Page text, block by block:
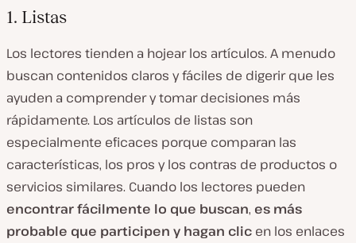
1. Listas
Los lectores tienden a hojear los artículos. A menudo
buscan contenidos claros y fáciles de digerir que les
ayuden a comprender y tomar decisiones más
rápidamente. Los artículos de listas son
especialmente eficaces porque comparan las
características, los pros y los contras de productos o
servicios similares. Cuando los lectores pueden
encontrar fácilmente lo que buscan, es más
probable que participen y hagan clic en los enlaces